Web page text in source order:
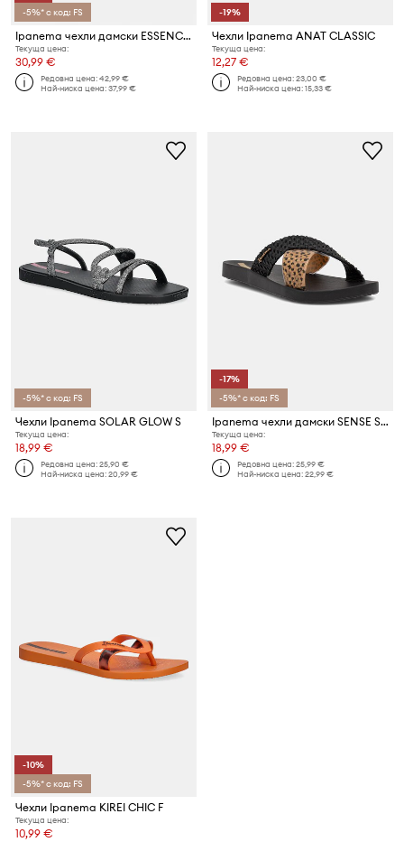
-5%* с код: FS
Ipanema чехли дамски ESSENCE FEM
Текуща цена:
30,99 €
Редовна цена:42,99 €
Най-ниска цена:37,99 €
-19%
Чехли Ipanema ANAT CLASSIC
Текуща цена:
12,27 €
Редовна цена:23,00 €
Най-ниска цена:15,33 €
-5%* с код: FS
Чехли Ipanema SOLAR GLOW S
Текуща цена:
18,99 €
Редовна цена:25,90 €
Най-ниска цена:20,99 €
-17%
-5%* с код: FS
Ipanema чехли дамски SENSE SLIDE
Текуща цена:
18,99 €
Редовна цена:25,99 €
Най-ниска цена:22,99 €
-10%
-5%* с код: FS
Чехли Ipanema KIREI CHIC F
Текуща цена:
10,99 €